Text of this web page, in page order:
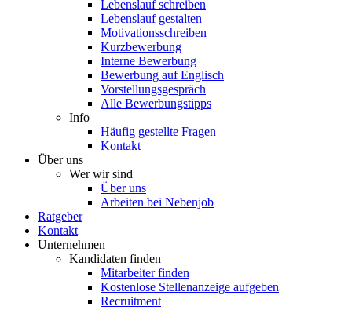
Lebenslauf schreiben
Lebenslauf gestalten
Motivationsschreiben
Kurzbewerbung
Interne Bewerbung
Bewerbung auf Englisch
Vorstellungsgespräch
Alle Bewerbungstipps
Info
Häufig gestellte Fragen
Kontakt
Über uns
Wer wir sind
Über uns
Arbeiten bei Nebenjob
Ratgeber
Kontakt
Unternehmen
Kandidaten finden
Mitarbeiter finden
Kostenlose Stellenanzeige aufgeben
Recruitment